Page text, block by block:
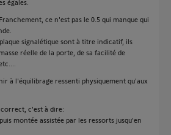
égales.
ce n'est pas le 0.5 qui manque qui
signalétique sont à titre indicatif, ils
réelle de la porte, de sa facilité de
à l'équilibrage ressenti physiquement qu'aux
c'est à dire:
montée assistée par les ressorts jusqu'en